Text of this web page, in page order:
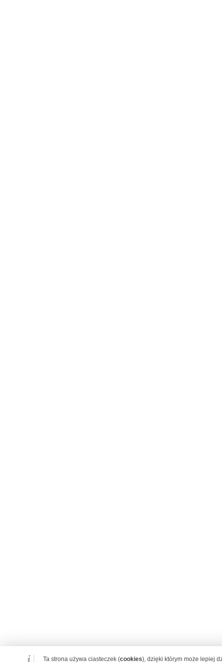
Ta strona używa ciasteczek (cookies), dzięki którym może lepiej